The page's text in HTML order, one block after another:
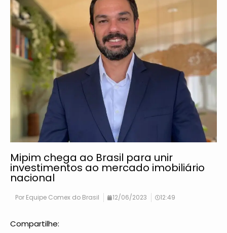
Mipim chega ao Brasil para unir
investimentos ao mercado imobiliário
nacional
Por Equipe Comex do Brasil 12/06/2023 12:49
Compartilhe: